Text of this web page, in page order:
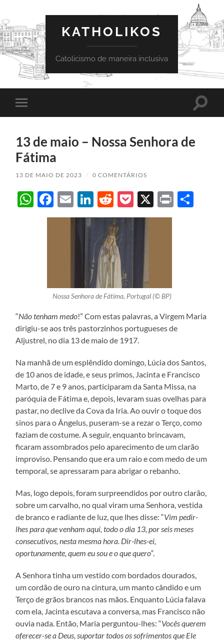
KATHOLIKOS
Catolicismo de maneira inclusiva
Toggle
mobile
Toggle
13 de maio – Nossa Senhora de
Fátima
13 DE MAIO DE 2023 / 0 COMENTÁRIOS
WhatsApp
Facebook
EmailLinkedIn
Reddit
Pocket
X Print
Nossa Senhora de Fátima, Portugal (© BP)
“Não tenham medo!” Com estas palavras, a Virgem Maria
dirigiu-se aos três pastorzinhos portugueses de
Aljustrel, no dia 13 de maio de 1917.
Na manhã de um esplêndido domingo, Lúcia dos Santos,
de 10 anos de idade, e seus primos, Jacinta e Francisco
Marto, de 7 e 9 anos, participaram da Santa Missa, na
paróquia de Fátima e, depois, levaram suas ovelhas para
pastar, no declive da Cova da Iria. Ao ouvir o toque dos
sinos para o Ângelus, puseram-se a rezar o Terço, como
faziam de costume. A seguir, enquanto brincavam,
ficaram assombrados pelo aparecimento de um clarão
improviso. Pensando que era um raio e com medo de um
temporal, se apressaram para abrigar o rebanho.
Mas, logo depois, foram surpreendidos por outro clarão,
sobre um carvalho, no qual viram uma Senhora, vestida
de branco e radiante de luz, que lhes disse: “Vim pedir-
lhes para que venham aqui, todo o dia 13, por seis meses
consecutivos, nesta mesma hora. Dir-lhes-ei,
oportunamente, quem eu sou e o que quero”.
A Senhora tinha um vestido com bordados dourados,
um cordão de ouro na cintura, um manto cândido e um
Terço de grãos brancos nas mãos. Enquanto Lúcia falava
com ela, Jacinta escutava a conversa, mas Francisco não
ouvia nada. Então, Maria perguntou-lhes: “Vocês querem
oferecer-se a Deus, suportar todos os sofrimentos que Ele